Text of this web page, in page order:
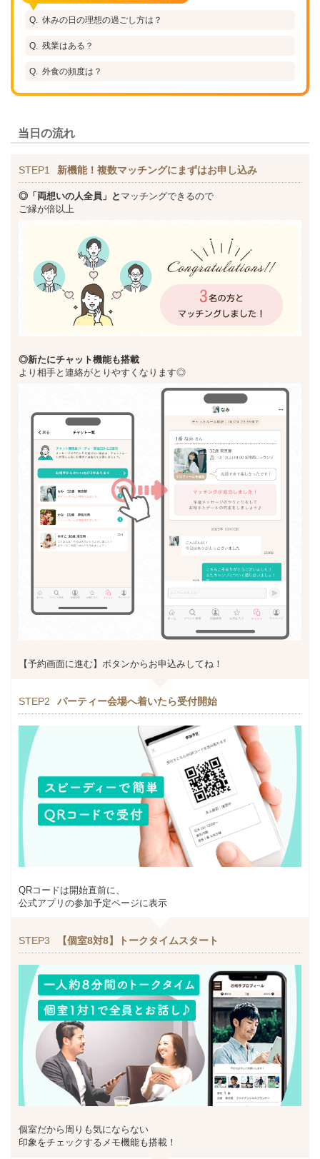
休みの日の理想の過ごし方は？
残業はある？
外食の頻度は？
当日の流れ
STEP1 新機能！複数マッチングにまずはお申し込み
◎「両想いの人全員」と マッチングできるので
ご縁が倍以上
◎新たにチャット機能も搭載
より相手と連絡がとりやすくなります◎
【予約画面に進む】ボタンからお申込みしてね！
STEP2 パーティー会場へ着いたら受付開始
QRコードは開始直前に、
公式アプリの参加予定ページに表示
STEP3 【個室8対8】トークタイムスタート
個室だから周りも気にならない
印象をチェックするメモ機能も搭載！